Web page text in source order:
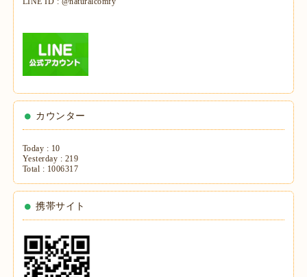
カウンター
Today : 10
Yesterday : 219
Total : 1006317
携帯サイト